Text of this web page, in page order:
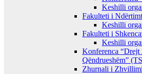
Keshilli
Fakulteti i
Keshilli
Fakulteti i
Keshilli
Konferenca
Qëndrueshëm”
Zhurnali i